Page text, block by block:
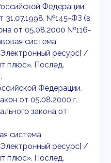
Федерации.
31.07.1998, №145-ФЗ (в
от 05.08.2000 №116-
система
ресурс] /
плюс». Послед.
Федерации.
от 05.08.2000 г.
закона от
система
ресурс] /
плюс». Послед.